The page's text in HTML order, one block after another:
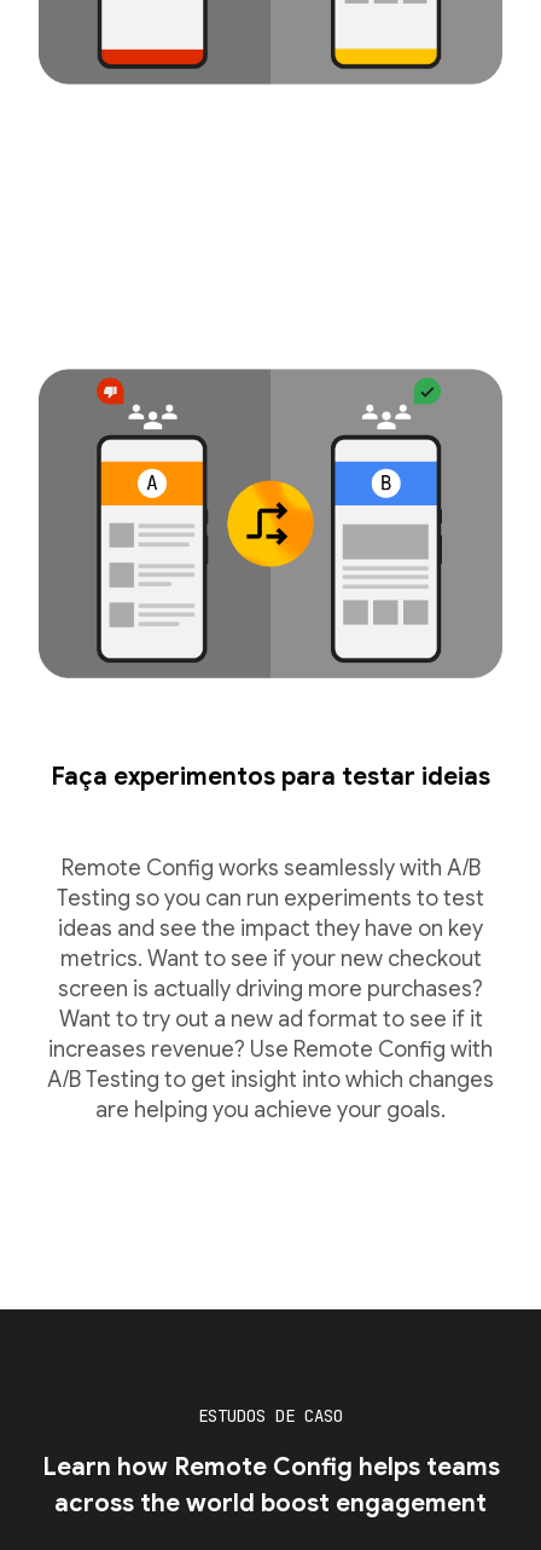
Faça experimentos para testar ideias
Remote Config works seamlessly with A/B
Testing so you can run experiments to test
ideas and see the impact they have on key
metrics. Want to see if your new checkout
screen is actually driving more purchases?
Want to try out a new ad format to see if it
increases revenue? Use Remote Config with
A/B Testing to get insight into which changes
are helping you achieve your goals.
ESTUDOS DE CASO
Learn how Remote Config helps teams
across the world boost engagement